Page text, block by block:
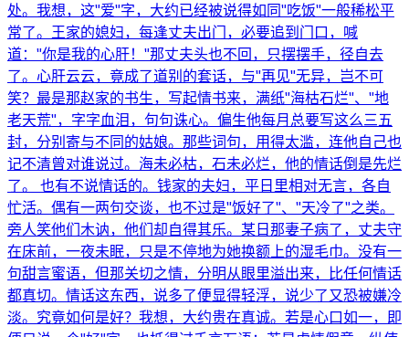
处。我想，这"爱"字，大约已经被说得如同"吃饭"一般稀松平
常了。王家的媳妇，每逢丈夫出门，必要追到门口，喊
道："你是我的心肝！"那丈夫头也不回，只摆摆手，径自去
了。心肝云云，竟成了道别的套话，与"再见"无异，岂不可
笑？最是那赵家的书生，写起情书来，满纸"海枯石烂"、"地
老天荒"，字字血泪，句句诛心。偏生他每月总要写这么三五
封，分别寄与不同的姑娘。那些词句，用得太滥，连他自己也
记不清曾对谁说过。海未必枯，石未必烂，他的情话倒是先烂
了。 也有不说情话的。钱家的夫妇，平日里相对无言，各自
忙活。偶有一两句交谈，也不过是"饭好了"、"天冷了"之类。
旁人笑他们木讷，他们却自得其乐。某日那妻子病了，丈夫守
在床前，一夜未眠，只是不停地为她换额上的湿毛巾。没有一
句甜言蜜语，但那关切之情，分明从眼里溢出来，比任何情话
都真切。情话这东西，说多了便显得轻浮，说少了又恐被嫌冷
淡。究竟如何是好？我想，大约贵在真诚。若是心口如一，即